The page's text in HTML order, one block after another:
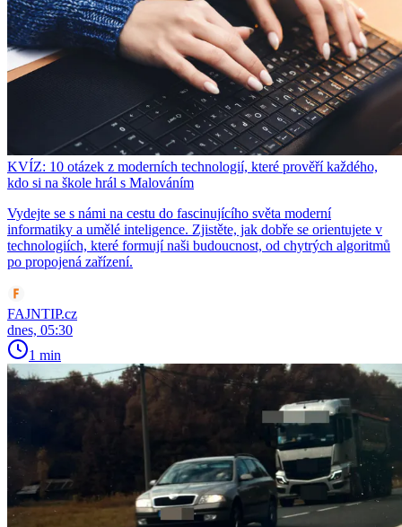
KVÍZ: 10 otázek z moderních technologií, které prověří každého,
kdo si na škole hrál s Malováním
Vydejte se s námi na cestu do fascinujícího světa moderní
informatiky a umělé inteligence. Zjistěte, jak dobře se orientujete v
technologiích, které formují naši budoucnost, od chytrých algoritmů
po propojená zařízení.
FAJNTIP.cz
dnes, 05:30
1 min